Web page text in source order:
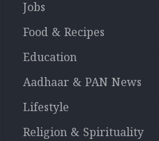
Jobs
Food & Recipes
Education
Aadhaar & PAN News
Lifestyle
Religion & Spirituality